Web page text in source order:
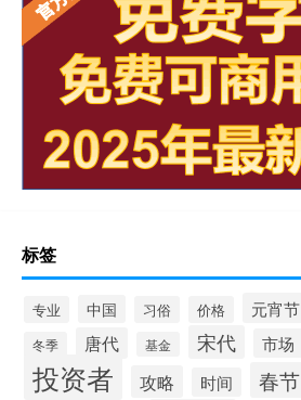
标签
专业 中国 习俗 价格 元宵节
冬季 唐代 基金 宋代 市场
投资者 攻略 时间 春节